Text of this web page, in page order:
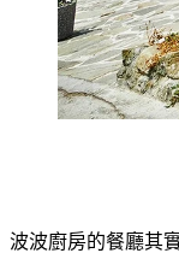
波波廚房的餐廳其